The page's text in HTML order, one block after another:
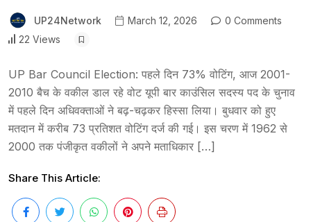
UP24Network March 12, 2026
0 Comments
22 Views
UP Bar Council Election: पहले दिन 73% वोटिंग, आज 2001-
2010 बैच के वकील डाल रहे वोट यूपी बार काउंसिल सदस्य पद के चुनाव
में पहले दिन अधिवक्ताओं ने बढ़-चढ़कर हिस्सा लिया। बुधवार को हुए
मतदान में करीब 73 प्रतिशत वोटिंग दर्ज की गई। इस चरण में 1962 से
2000 तक पंजीकृत वकीलों ने अपने मताधिकार […]
Share This Article: